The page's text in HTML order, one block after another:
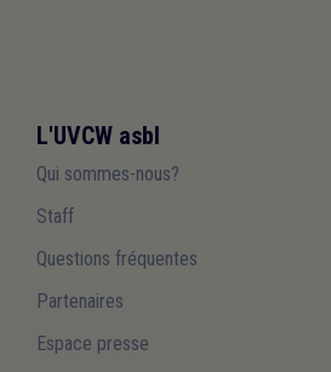
L'UVCW asbl
Qui sommes-nous?
Staff
Questions fréquentes
Partenaires
Espace presse